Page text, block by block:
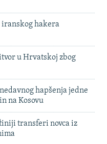
iranskog hakera
u Hrvatskoj zbog
hapšenja jedne
na Kosovu
transferi novca iz